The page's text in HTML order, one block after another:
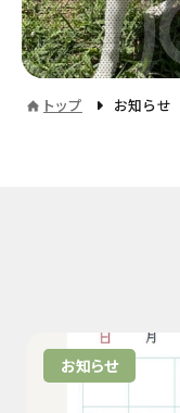
トップ お知らせ
お知らせ